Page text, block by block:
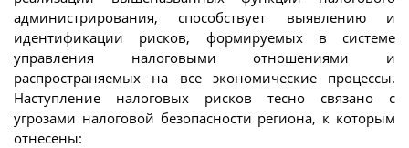
администрирования, способствует выявлению и
идентификации рисков, формируемых в системе
управления налоговыми отношениями и
распространяемых на все экономические процессы.
Наступление налоговых рисков тесно связано с
угрозами налоговой безопасности региона, к которым
отнесены: